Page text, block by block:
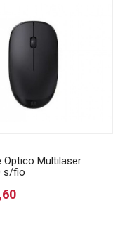
Optico Multilaser
s/fio